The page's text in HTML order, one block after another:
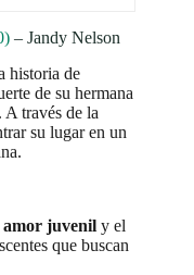
– Jandy Nelson
historia de
de su hermana
A través de la
su lugar en un
amor juvenil y el
que buscan